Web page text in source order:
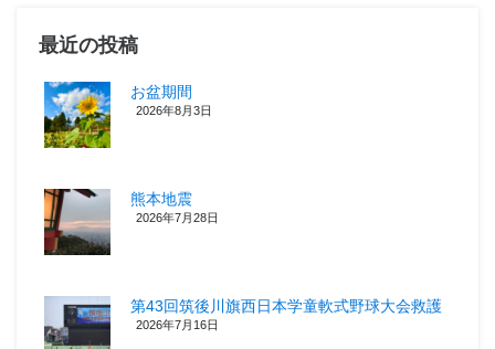
最近の投稿
お盆期間
2026年8月3日
熊本地震
2026年7月28日
第43回筑後川旗西日本学童軟式野球大会救護
2026年7月16日